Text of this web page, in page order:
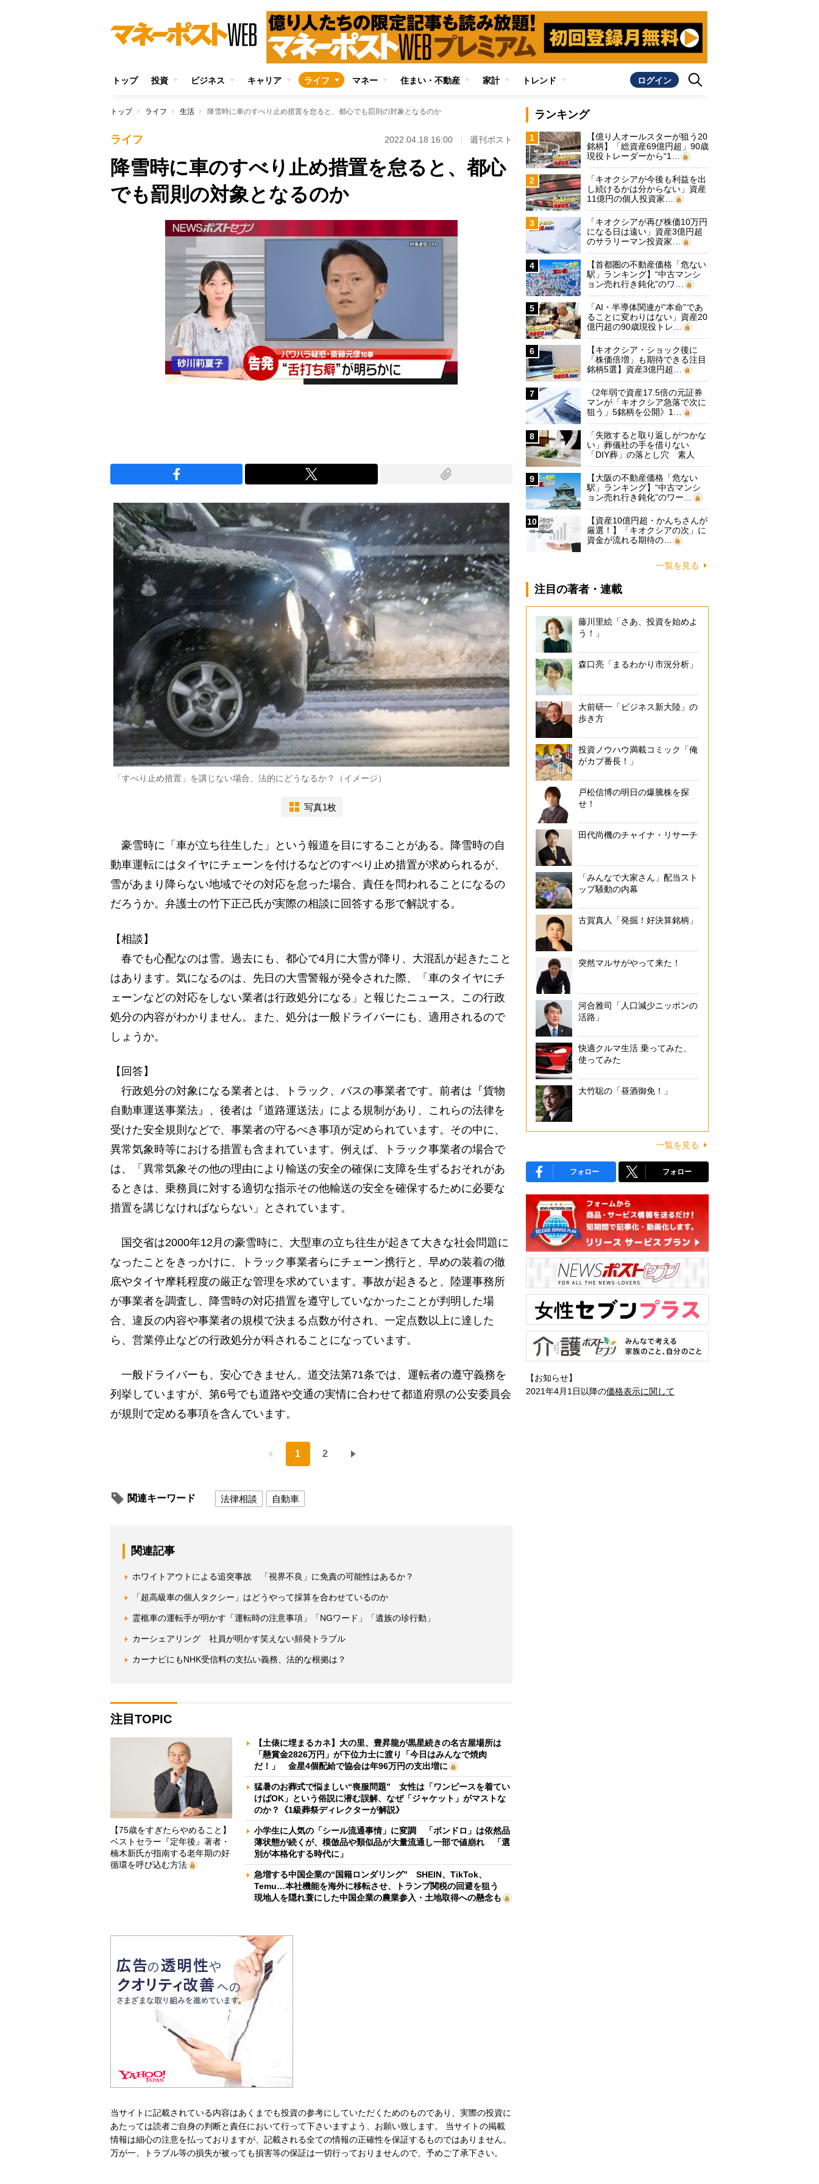
トップ 投資 ビジネス キャリア ライフ マネー 住まい・不動産 家計 トレンド ログイン
トップ ライフ 生活 降雪時に車のすべり止め措置を怠ると、都心でも罰則の対象となるのか
ライフ 2022.04.18 16:00 週刊ポスト
降雪時に車のすべり止め措置を怠ると、都心
でも罰則の対象となるのか
「すべり止め措置」を講じない場合、法的にどうなるか？（イメージ）
写真1枚
豪雪時に「車が立ち往生した」という報道を目にすることがある。降雪時の自
動車運転にはタイヤにチェーンを付けるなどのすべり止め措置が求められるが、
雪があまり降らない地域でその対応を怠った場合、責任を問われることになるの
だろうか。弁護士の竹下正己氏が実際の相談に回答する形で解説する。
【相談】
春でも心配なのは雪。過去にも、都心で4月に大雪が降り、大混乱が起きたこと
はあります。気になるのは、先日の大雪警報が発令された際、「車のタイヤにチ
ェーンなどの対応をしない業者は行政処分になる」と報じたニュース。この行政
処分の内容がわかりません。また、処分は一般ドライバーにも、適用されるので
しょうか。
【回答】
行政処分の対象になる業者とは、トラック、バスの事業者です。前者は『貨物
自動車運送事業法』、後者は『道路運送法』による規制があり、これらの法律を
受けた安全規則などで、事業者の守るべき事項が定められています。その中に、
異常気象時等における措置も含まれています。例えば、トラック事業者の場合で
は、「異常気象その他の理由により輸送の安全の確保に支障を生ずるおそれがあ
るときは、乗務員に対する適切な指示その他輸送の安全を確保するために必要な
措置を講じなければならない」とされています。
国交省は2000年12月の豪雪時に、大型車の立ち往生が起きて大きな社会問題に
なったことをきっかけに、トラック事業者らにチェーン携行と、早めの装着の徹
底やタイヤ摩耗程度の厳正な管理を求めています。事故が起きると、陸運事務所
が事業者を調査し、降雪時の対応措置を遵守していなかったことが判明した場
合、違反の内容や事業者の規模で決まる点数が付され、一定点数以上に達した
ら、営業停止などの行政処分が科されることになっています。
一般ドライバーも、安心できません。道交法第71条では、運転者の遵守義務を
列挙していますが、第6号でも道路や交通の実情に合わせて都道府県の公安委員会
が規則で定める事項を含んでいます。
1 2
関連キーワード 法律相談 自動車
関連記事
ホワイトアウトによる追突事故 「視界不良」に免責の可能性はあるか？
「超高級車の個人タクシー」はどうやって採算を合わせているのか
霊柩車の運転手が明かす「運転時の注意事項」「NGワード」「遺族の珍行動」
カーシェアリング 社員が明かす笑えない頻発トラブル
カーナビにもNHK受信料の支払い義務、法的な根拠は？
注目TOPIC
【75歳をすぎたらやめること】
ベストセラー『定年後』著者・
楠木新氏が指南する老年期の好
循環を呼び込む方法
【土俵に埋まるカネ】大の里、豊昇龍が黒星続きの名古屋場所は
「懸賞金2826万円」が下位力士に渡り「今日はみんなで焼肉
だ！」 金星4個配給で協会は年96万円の支出増に
猛暑のお葬式で悩ましい“喪服問題” 女性は「ワンピースを着てい
けばOK」という俗説に潜む誤解、なぜ「ジャケット」がマストな
のか？《1級葬祭ディレクターが解説》
小学生に人気の「シール流通事情」に変調 「ボンドロ」は依然品
薄状態が続くが、模倣品や類似品が大量流通し一部で値崩れ 「選
別が本格化する時代に」
急増する中国企業の“国籍ロンダリング” SHEIN、TikTok、
Temu…本社機能を海外に移転させ、トランプ関税の回避を狙う
現地人を隠れ蓑にした中国企業の農業参入・土地取得への懸念も
当サイトに記載されている内容はあくまでも投資の参考にしていただくためのものであり、実際の投資に
あたっては読者ご自身の判断と責任において行って下さいますよう、お願い致します。 当サイトの掲載
情報は細心の注意を払っておりますが、記載される全ての情報の正確性を保証するものではありません。
万が一、トラブル等の損失が被っても損害等の保証は一切行っておりませんので、予めご了承下さい。
ランキング
1
【億り人オールスターが狙う20
銘柄】「総資産69億円超」90歳
現役トレーダーから“1…
2
「キオクシアが今後も利益を出
し続けるかは分からない」資産
11億円の個人投資家…
3
「キオクシアが再び株価10万円
になる日は遠い」資産3億円超
のサラリーマン投資家…
4
【首都圏の不動産価格「危ない
駅」ランキング】“中古マンシ
ョン売れ行き鈍化”のワ…
5
「AI・半導体関連が“本命”であ
ることに変わりはない」資産20
億円超の90歳現役トレ…
6
【キオクシア・ショック後に
「株価倍増」も期待できる注目
銘柄5選】資産3億円超…
7
《2年弱で資産17.5倍の元証券
マンが「キオクシア急落で次に
狙う」5銘柄を公開》1…
8
「失敗すると取り返しがつかな
い」葬儀社の手を借りない
「DIY葬」の落とし穴 素人
に…
9
【大阪の不動産価格「危ない
駅」ランキング】“中古マンシ
ョン売れ行き鈍化”のワー…
10
【資産10億円超・かんちさんが
厳選！】「キオクシアの次」に
資金が流れる期待の…
一覧を見る
注目の著者・連載
藤川里絵「さあ、投資を始めよ
う！」
森口亮「まるわかり市況分析」
大前研一「ビジネス新大陸」の
歩き方
投資ノウハウ満載コミック「俺
がカブ番長！」
戸松信博の明日の爆騰株を探
せ！
田代尚機のチャイナ・リサーチ
「みんなで大家さん」配当スト
ップ騒動の内幕
古賀真人「発掘！好決算銘柄」
突然マルサがやって来た！
河合雅司「人口減少ニッポンの
活路」
快適クルマ生活 乗ってみた、
使ってみた
大竹聡の「昼酒御免！」
一覧を見る
フォロー フォロー
【お知らせ】
2021年4月1日以降の価格表示に関して